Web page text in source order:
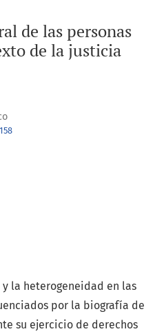
de las personas
de la justicia
la heterogeneidad en las
por la biografía de
su ejercicio de derechos